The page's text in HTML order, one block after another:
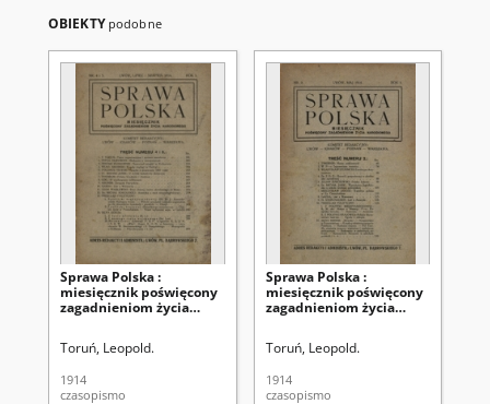
OBIEKTY podobne
Sprawa Polska :
miesięcznik poświęcony
zagadnieniom życia
Toruń, Leopold.
1914
czasopismo
Sprawa Polska :
miesięcznik poświęcony
zagadnieniom życia
Toruń, Leopold.
1914
czasopismo